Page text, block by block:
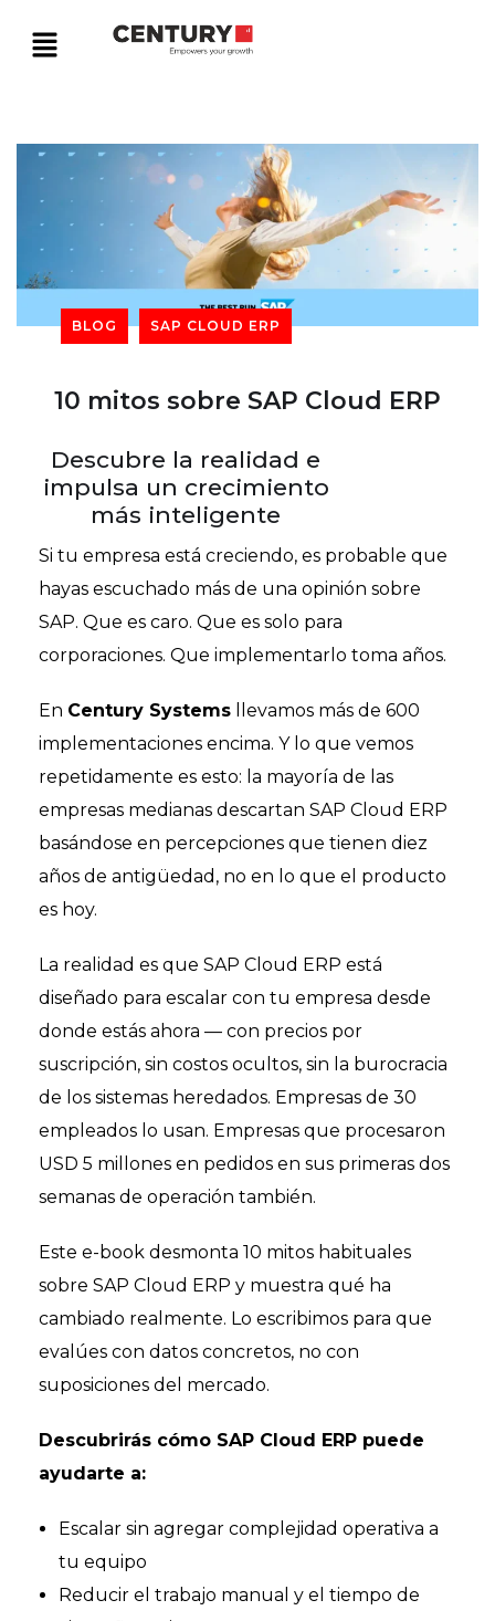
BLOG SAP CLOUD ERP
10 mitos sobre SAP Cloud ERP
Descubre la realidad e
impulsa un crecimiento
más inteligente
Si tu empresa está creciendo, es probable que
hayas escuchado más de una opinión sobre
SAP. Que es caro. Que es solo para
corporaciones. Que implementarlo toma años.
En Century Systems llevamos más de 600
implementaciones encima. Y lo que vemos
repetidamente es esto: la mayoría de las
empresas medianas descartan SAP Cloud ERP
basándose en percepciones que tienen diez
años de antigüedad, no en lo que el producto
es hoy.
La realidad es que SAP Cloud ERP está
diseñado para escalar con tu empresa desde
donde estás ahora — con precios por
suscripción, sin costos ocultos, sin la burocracia
de los sistemas heredados. Empresas de 30
empleados lo usan. Empresas que procesaron
USD 5 millones en pedidos en sus primeras dos
semanas de operación también.
Este e-book desmonta 10 mitos habituales
sobre SAP Cloud ERP y muestra qué ha
cambiado realmente. Lo escribimos para que
evalúes con datos concretos, no con
suposiciones del mercado.
Descubrirás cómo SAP Cloud ERP puede
ayudarte a:
Escalar sin agregar complejidad operativa a
tu equipo
Reducir el trabajo manual y el tiempo de